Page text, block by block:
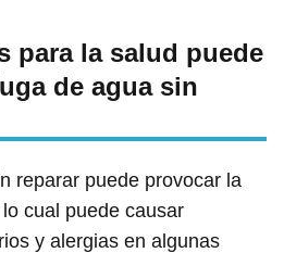
para la salud puede
de agua sin
reparar puede provocar la
cual puede causar
y alergias en algunas